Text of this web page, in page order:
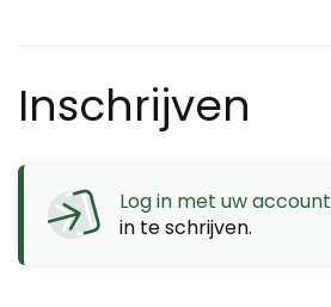
Inschrijven
Log in met uw account
in te schrijven.